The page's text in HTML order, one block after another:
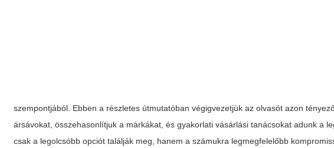
szempontjából. Ebben a részletes útmutatóban végigvezetjük az olvasót azon
ársávokat, összehasonlítjuk a márkákat, és gyakorlati vásárlási tanácsokat adunk a
csak a legolcsóbb opciót találják meg, hanem a számukra legmegfelelőbb